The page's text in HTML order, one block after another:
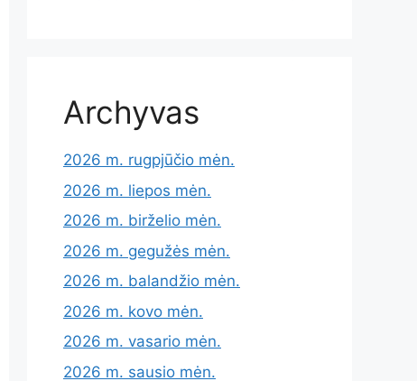
Archyvas
2026 m. rugpjūčio mėn.
2026 m. liepos mėn.
2026 m. birželio mėn.
2026 m. gegužės mėn.
2026 m. balandžio mėn.
2026 m. kovo mėn.
2026 m. vasario mėn.
2026 m. sausio mėn.